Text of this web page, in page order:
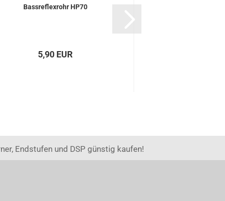
Bassreflexrohr HP70
5,90 EUR
Endstufen und DSP günstig kaufen!